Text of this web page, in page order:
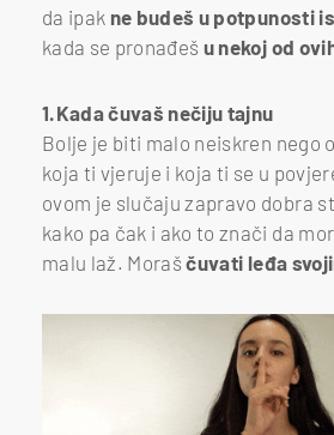
da ipak ne budeš u potpunosti
kada se pronađeš u nekoj od
1.Kada čuvaš nečiju tajnu
Bolje je biti malo neiskren nego
koja ti vjeruje i koja ti se u
ovom je slučaju zapravo dobra
kako pa čak i ako to znači da
malu laž. Moraščuvati leđa